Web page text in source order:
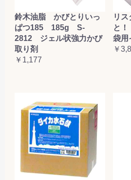
鈴木油脂 かびとりいっ
ぱつ185 185g S-
2812 ジェル状強力かび
取り剤
￥1,177
リ
と
袋用
￥